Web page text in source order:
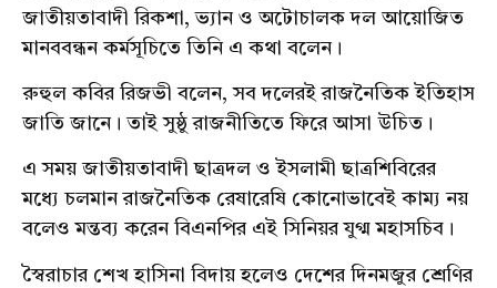
জাতীয়তাবাদী রিকশা, ভ্যান ও অটোচালক দল আয়োজিত
মানববন্ধন কর্মসূচিতে তিনি এ কথা বলেন।
রুহুল কবির রিজভী বলেন, সব দলেরই রাজনৈতিক ইতিহাস
জাতি জানে। তাই সুষ্ঠু রাজনীতিতে ফিরে আসা উচিত।
এ সময় জাতীয়তাবাদী ছাত্রদল ও ইসলামী ছাত্রশিবিরের
মধ্যে চলমান রাজনৈতিক রেষারেষি কোনোভাবেই কাম্য নয়
বলেও মন্তব্য করেন বিএনপির এই সিনিয়র যুগ্ম মহাসচিব।
স্বৈরাচার শেখ হাসিনা বিদায় হলেও দেশের দিনমজুর শ্রেণির